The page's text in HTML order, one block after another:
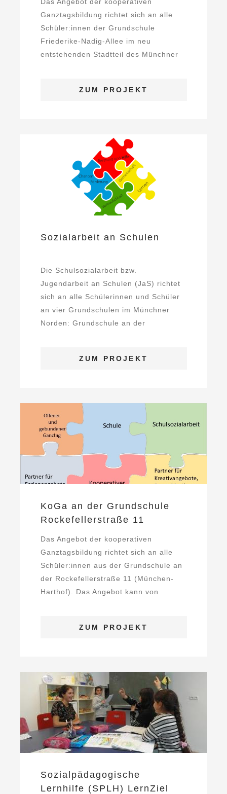
Ganztagsbildung richtet sich an alle
Schüler:innen der Grundschule
Friederike-Nadig-Allee im neu
entstehenden Stadtteil des Münchner
ZUM PROJEKT
Sozialarbeit an Schulen
Die Schulsozialarbeit bzw.
Jugendarbeit an Schulen (JaS) richtet
sich an alle Schülerinnen und Schüler
an vier Grundschulen im Münchner
Norden: Grundschule an der
ZUM PROJEKT
KoGa an der Grundschule
Rockefellerstraße 11
Das Angebot der kooperativen
Ganztagsbildung richtet sich an alle
Schüler:innen aus der Grundschule an
der Rockefellerstraße 11 (München-
Harthof). Das Angebot kann von
ZUM PROJEKT
Sozialpädagogische
Lernhilfe (SPLH) LernZiel